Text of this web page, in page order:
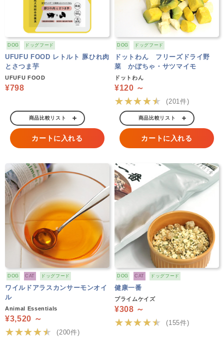
DOG ドッグフード
UFUFU FOOD レトルト 豚ひれ肉
とさつま芋
UFUFU FOOD
¥798
商品比較リスト
カートに入れる
DOG ドッグフード
ドットわん フリーズドライ野
菜 かぼちゃ・サツマイモ
ドットわん
¥120 ～
★★★★★ (201件)
商品比較リスト
カートに入れる
DOG CAT ドッグフード
ワイルドアラスカンサーモンオイ
ル
Animal Essentials
¥3,520 ～
★★★★★ (200件)
DOG CAT ドッグフード
健康一番
プライムケイズ
¥308 ～
★★★★★ (155件)